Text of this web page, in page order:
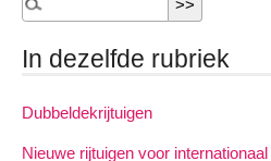
In dezelfde rubriek
Dubbeldekrijtuigen
Nieuwe rijtuigen voor